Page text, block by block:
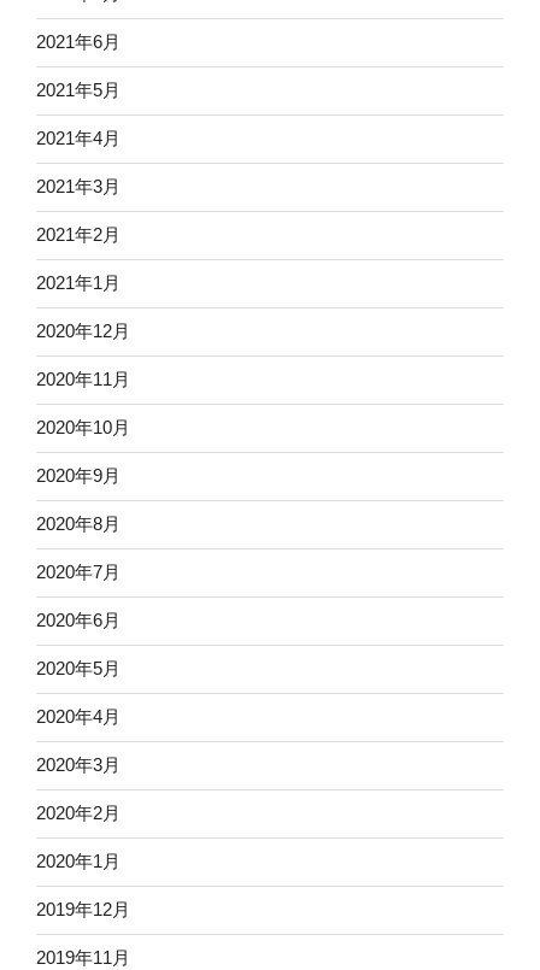
2021年6月
2021年5月
2021年4月
2021年3月
2021年2月
2021年1月
2020年12月
2020年11月
2020年10月
2020年9月
2020年8月
2020年7月
2020年6月
2020年5月
2020年4月
2020年3月
2020年2月
2020年1月
2019年12月
2019年11月